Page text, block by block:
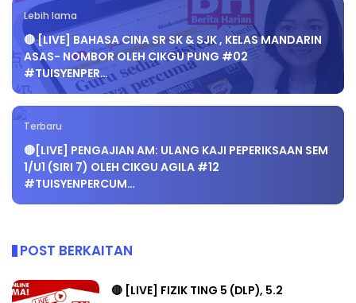
Lebih lama
🔴 [LIVE] BAHASA CINA SR SK & SJK , KELAS MANDARIN
ASAS- NOMBOR OLEH CIKGU PUNG #02
#TUISYENPER…
Terbaru
🔴[LIVE] PENGAJIAN AM: ULANG KAJI PEPERIKSAAN SEM
1/U1 (SIRI 7) OLEH CIKGU AGILA #12
#TUISYENPERCUM…
POST BERKAITAN
🔴 [LIVE] FIZIK TING 5 (DLP), 5.2